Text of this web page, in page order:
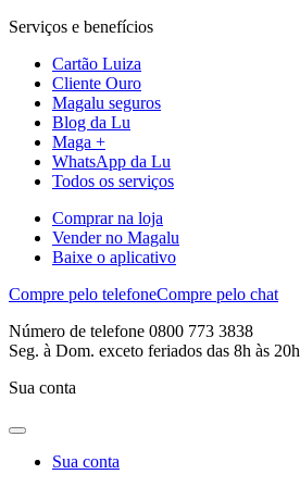
Serviços e benefícios
Cartão Luiza
Cliente Ouro
Magalu seguros
Blog da Lu
Maga +
WhatsApp da Lu
Todos os serviços
Comprar na loja
Vender no Magalu
Baixe o aplicativo
Compre pelo telefoneCompre pelo chat
Número de telefone 0800 773 3838
Seg. à Dom. exceto feriados das 8h às 20h
Sua conta
Sua conta